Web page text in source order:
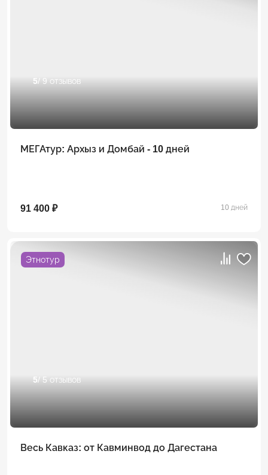
5/ 9 отзывов
МЕГАтур: Архыз и Домбай - 10 дней
91 400 ₽ 10 дней
Этнотур
5/ 5 отзывов
Весь Кавказ: от Кавминвод до Дагестана